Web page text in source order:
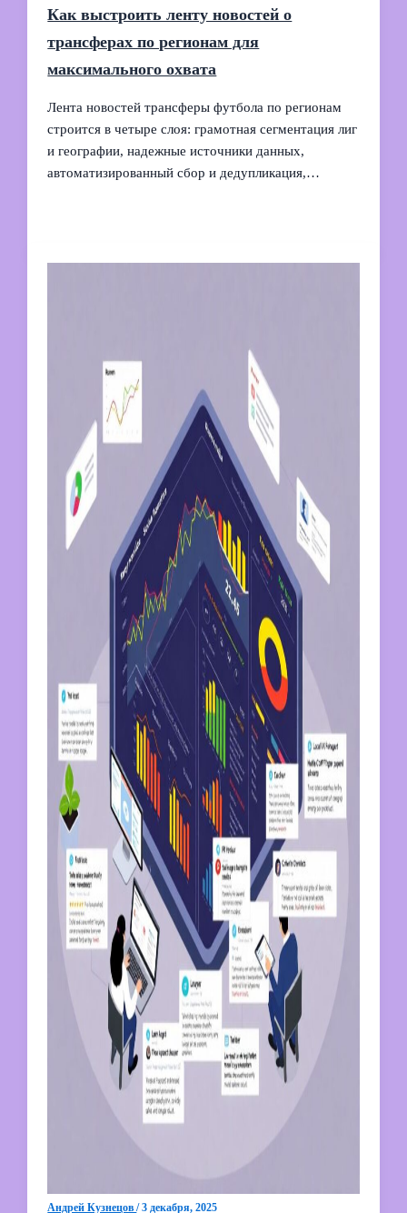
Как выстроить ленту новостей о
трансферах по регионам для
максимального охвата
Лента новостей трансферы футбола по регионам
строится в четыре слоя: грамотная сегментация лиг
и географии, надежные источники данных,
автоматизированный сбор и дедупликация,…
Андрей Кузнецов/3 декабря, 2025